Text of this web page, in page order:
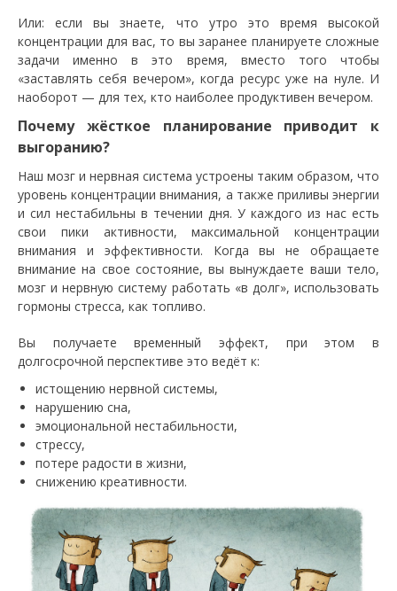
Или: если вы знаете, что утро это время высокой
концентрации для вас, то вы заранее планируете сложные
задачи именно в это время, вместо того чтобы
«заставлять себя вечером», когда ресурс уже на нуле. И
наоборот — для тех, кто наиболее продуктивен вечером.
Почему жёсткое планирование приводит к
выгоранию?
Наш мозг и нервная система устроены таким образом, что
уровень концентрации внимания, а также приливы энергии
и сил нестабильны в течении дня. У каждого из нас есть
свои пики активности, максимальной концентрации
внимания и эффективности. Когда вы не обращаете
внимание на свое состояние, вы вынуждаете ваши тело,
мозг и нервную систему работать «в долг», использовать
гормоны стресса, как топливо.
Вы получаете временный эффект, при этом в
долгосрочной перспективе это ведёт к:
истощению нервной системы,
нарушению сна,
эмоциональной нестабильности,
стрессу,
потере радости в жизни,
снижению креативности.